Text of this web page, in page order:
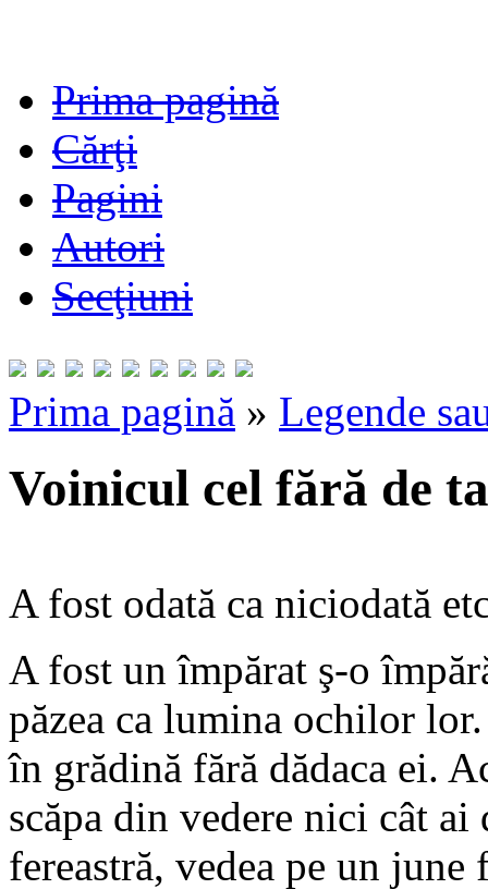
Prima pagină
Cărţi
Pagini
Autori
Secţiuni
Prima pagină » Legende
Voinicul cel fără de
A fost odată ca niciodată
A fost un împărat ş-o
păzea ca lumina ochilor
în grădină fără dădaca ei.
scăpa din vedere nici cât ai
fereastră, vedea pe un